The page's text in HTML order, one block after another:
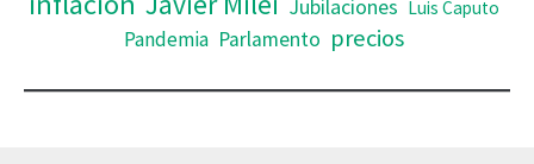
Jubilaciones Luis Caputo
Pandemia Parlamento precios